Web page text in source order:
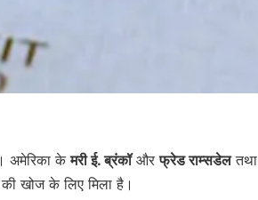
अमेरिका केमरी ई. ब्रंकॉऔरफ्रेड राम्सडेलतथा
खोज के लिए मिला है।